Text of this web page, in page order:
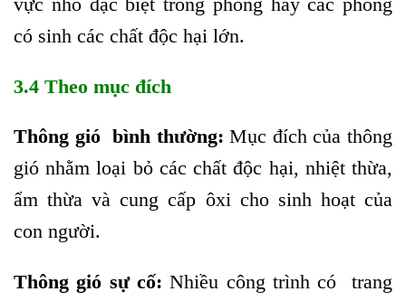
có sinh các chất độc hại lớn.
3.4 Theo mục đích
Thông gió bình thường: Mục đích của thông
gió nhằm loại bỏ các chất độc hại, nhiệt thừa,
ẩm thừa và cung cấp ôxi cho sinh hoạt của
con người.
Thông gió sự cố: Nhiều công trình có trang